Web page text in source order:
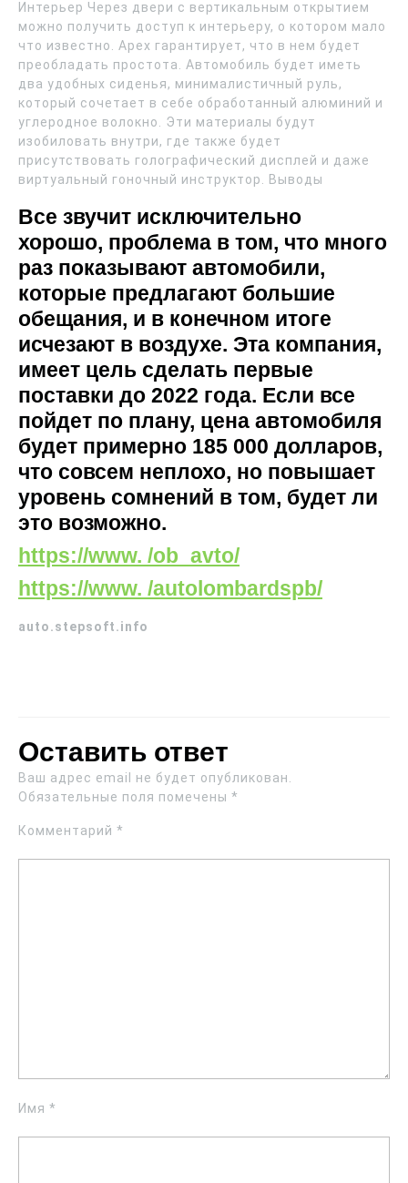
Интерьер Через двери с вертикальным открытием
можно получить доступ к интерьеру, о котором мало
что известно. Apex гарантирует, что в нем будет
преобладать простота. Автомобиль будет иметь
два удобных сиденья, минималистичный руль,
который сочетает в себе обработанный алюминий и
углеродное волокно. Эти материалы будут
изобиловать внутри, где также будет
присутствовать голографический дисплей и даже
виртуальный гоночный инструктор. Выводы
Все звучит исключительно
хорошо, проблема в том, что много
раз показывают автомобили,
которые предлагают большие
обещания, и в конечном итоге
исчезают в воздухе. Эта компания,
имеет цель сделать первые
поставки до 2022 года. Если все
пойдет по плану, цена автомобиля
будет примерно 185 000 долларов,
что совсем неплохо, но повышает
уровень сомнений в том, будет ли
это возможно.
https://www. /ob_avto/
https://www. /autolombardspb/
auto.stepsoft.info
Оставить ответ
Ваш адрес email не будет опубликован.
Обязательные поля помечены *
Комментарий *
Имя *